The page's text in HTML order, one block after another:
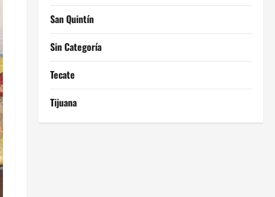
San Quintín
Sin Categoría
Tecate
Tijuana